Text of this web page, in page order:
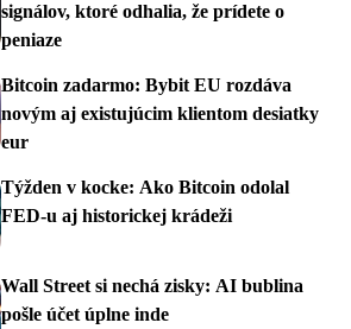
signálov, ktoré odhalia, že prídete o
peniaze
Bitcoin zadarmo: Bybit EU rozdáva
novým aj existujúcim klientom desiatky
eur
Týžden v kocke: Ako Bitcoin odolal
FED-u aj historickej krádeži
Wall Street si nechá zisky: AI bublina
pošle účet úplne inde